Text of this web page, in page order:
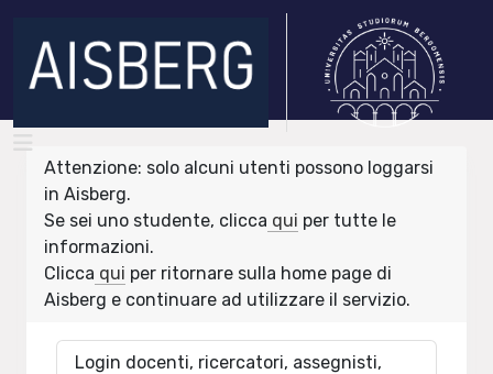
Attenzione: solo alcuni utenti possono loggarsi
in Aisberg.
Se sei uno studente, clicca qui per tutte le
informazioni.
Clicca qui per ritornare sulla home page di
Aisberg e continuare ad utilizzare il servizio.
Login docenti, ricercatori, assegnisti,